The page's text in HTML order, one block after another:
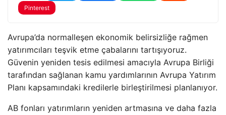
Pinterest
Avrupa’da normalleşen ekonomik belirsizliğe rağmen
yatırımcıları teşvik etme çabalarını tartışıyoruz.
Güvenin yeniden tesis edilmesi amacıyla Avrupa Birliği
tarafından sağlanan kamu yardımlarının Avrupa Yatırım
Planı kapsamındaki kredilerle birleştirilmesi planlanıyor.
AB fonları yatırımların yeniden artmasına ve daha fazla